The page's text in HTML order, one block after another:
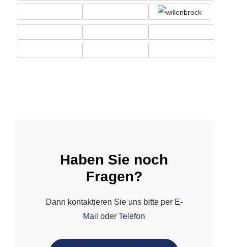
Haben Sie noch
Fragen?
Dann kontaktieren Sie uns bitte per E-
Mail oder Telefon